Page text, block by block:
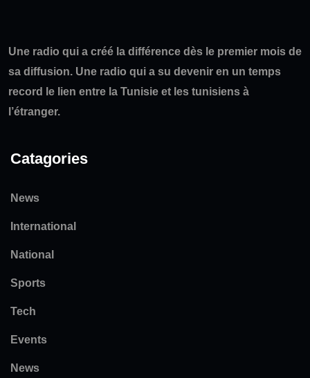
Une radio qui a créé la différence dès le premier mois de
sa diffusion. Une radio qui a su devenir en un temps
record le lien entre la Tunisie et les tunisiens à
l’étranger.
Catagories
News
International
National
Sports
Tech
Events
News